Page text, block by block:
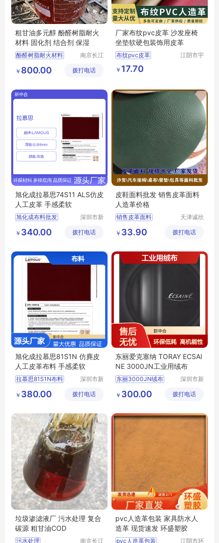
粗甘油多元醇 酚醛树脂耐火
材料 固化剂 结合剂 保湿
酚醛树脂耐火材料
酚醛树脂耐火材料行情
南京长江
科技有限
￥ 800.00 拨打电话
厂家布纹pvc皮革 沙发座椅
坐垫软硬包装饰用皮革
布纹pvc皮革
江阴市宇
￥ 17.70
旭化成拉慕思74S11 ALS仿皮
人工皮革 手感柔软
旭化成布料批发
LAMOUS布料批发
ALS74S11布料
深圳市新
链有限公
￥ 340.00 拨打电话
皮鞋面料批发 销售皮革面料
人造革价格
销售皮革面料
人造革价格
天津诚欣
有限公司
￥ 33.90 拨打电话
旭化成拉慕思81S1N 仿麂皮
人工皮革布料 手感柔软
拉慕思81S1N布料
ASAHIKASEI布料
深圳市新
链有限公
￥ 380.00 拨打电话
东丽爱克塞纳 TORAY ECSAI
NE 3000JN工业用绒布
东丽3000JN绒布
ECSAINE绒布
深圳市新
链有限公
￥ 300.00 拨打电话
垃圾渗滤液厂 污水处理 复合
碳源 粗甘油COD
污水处理
南京长江
pvc人造革包装 家具防水人
造革 现货速发 环盛塑胶
pvc人造革包装
江阴市环